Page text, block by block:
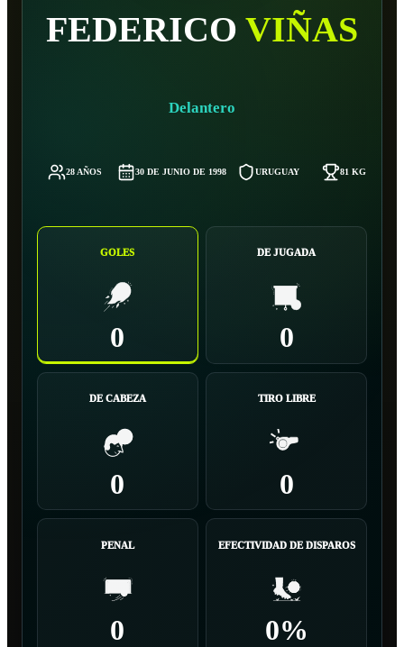
FEDERICO VIÑAS
Delantero
28 AÑOS 30 DE JUNIO DE 1998 URUGUAY 81 KG
GOLES
0
DE JUGADA
0
DE CABEZA
0
TIRO LIBRE
0
PENAL
0
EFECTIVIDAD DE DISPAROS
0%